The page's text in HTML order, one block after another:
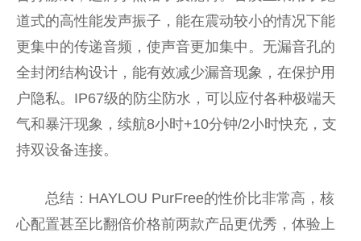
道式的高性能发声振子，能在震动较小的情况下能
更集中的传递音频，使声音更加集中。无漏音孔的
全封闭结构设计，能有效减少漏音现象，在保护用
户隐私。IP67级的防尘防水，可以应付各种极端天
气和暴汗现象，续航8小时+10分钟/2小时快充，支
持双设备连接。
总结：HAYLOU PurFree的性价比非常高，核
心配置甚至比翻倍价格前两款产品更优秀，体验上